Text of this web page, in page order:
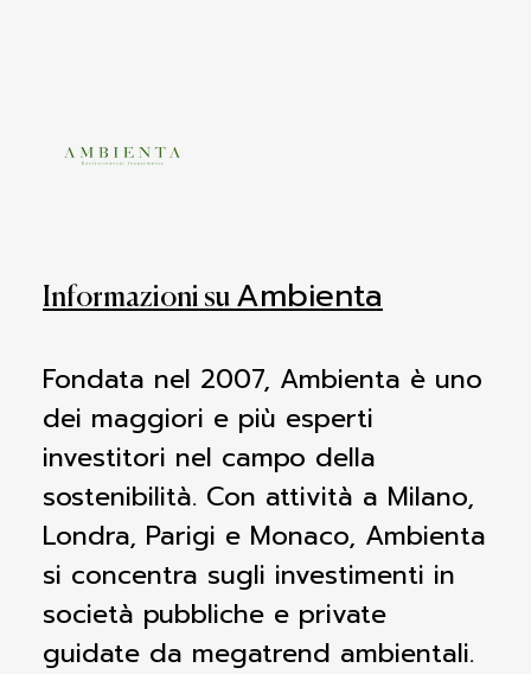
Informazioni su Ambienta
Fondata nel 2007, Ambienta è uno
dei maggiori e più esperti
investitori nel campo della
sostenibilità. Con attività a Milano,
Londra, Parigi e Monaco, Ambienta
si concentra sugli investimenti in
società pubbliche e private
guidate da megatrend ambientali.